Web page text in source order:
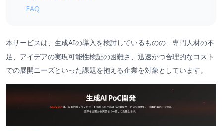
FAQ
本サービスは、生成AIの導入を検討しているものの、専門人材の不
足、アイデアの実現可能性検証の困難さ、迅速かつ合理的なコスト
での展開ニーズといった課題を抱える企業を対象としています。